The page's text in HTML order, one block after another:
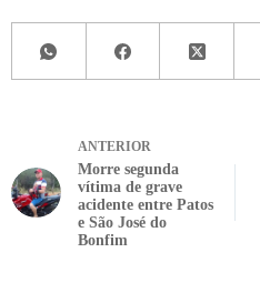
ANTERIOR
Morre segunda
vítima de grave
acidente entre Patos
e São José do
Bonfim